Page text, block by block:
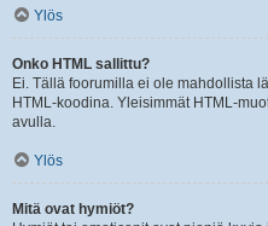
Ylös
Onko HTML sallittu?
Ei. Tällä foorumilla ei ole mahdollista
HTML-koodina. Yleisimmät HTML-
avulla.
Ylös
Mitä ovat hymiöt?